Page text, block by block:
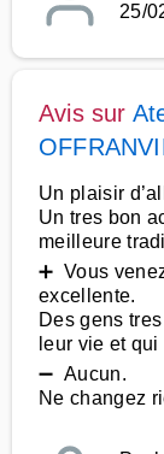
25/
Avis sur
Un plaisir
Un tres bon
meilleure
➕ Vous
excellente.
Des gens
leur vie et
➖ Aucun.
Ne changez